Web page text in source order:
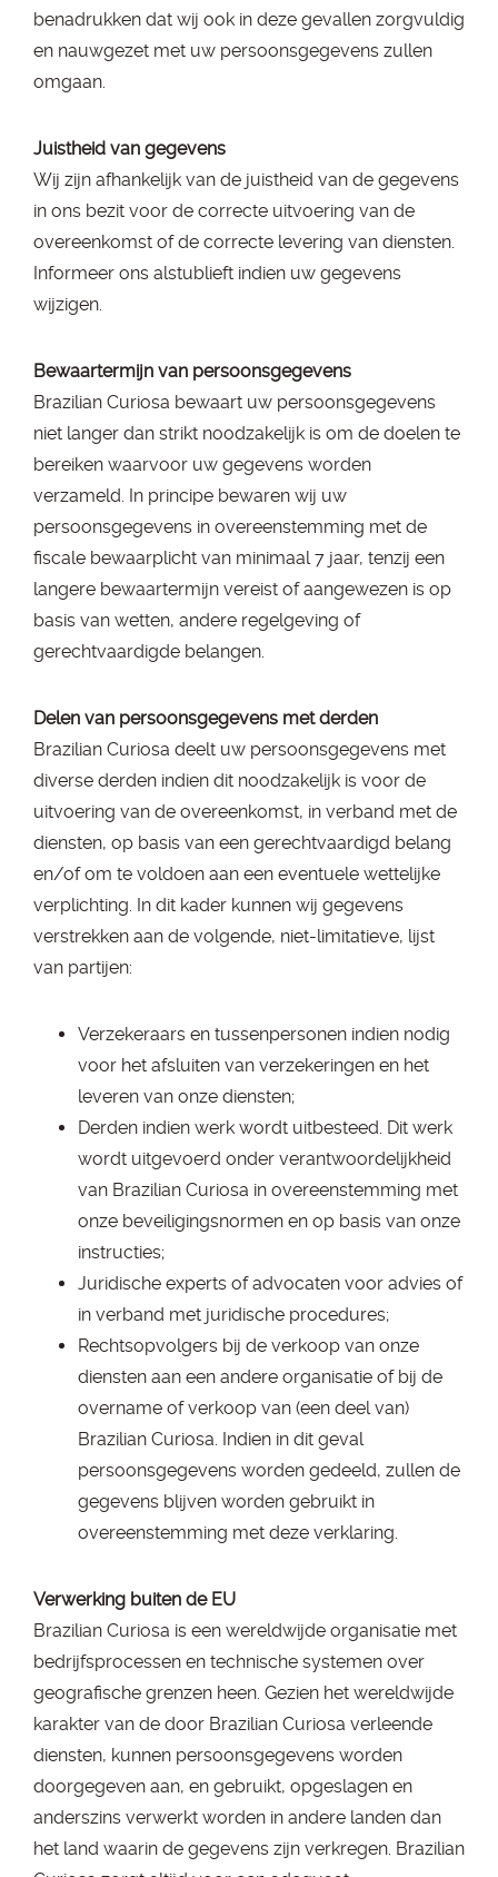
benadrukken dat wij ook in deze gevallen zorgvuldig
en nauwgezet met uw persoonsgegevens zullen
omgaan.
Juistheid van gegevens
Wij zijn afhankelijk van de juistheid van de gegevens
in ons bezit voor de correcte uitvoering van de
overeenkomst of de correcte levering van diensten.
Informeer ons alstublieft indien uw gegevens
wijzigen.
Bewaartermijn van persoonsgegevens
Brazilian Curiosa bewaart uw persoonsgegevens
niet langer dan strikt noodzakelijk is om de doelen te
bereiken waarvoor uw gegevens worden
verzameld. In principe bewaren wij uw
persoonsgegevens in overeenstemming met de
fiscale bewaarplicht van minimaal 7 jaar, tenzij een
langere bewaartermijn vereist of aangewezen is op
basis van wetten, andere regelgeving of
gerechtvaardigde belangen.
Delen van persoonsgegevens met derden
Brazilian Curiosa deelt uw persoonsgegevens met
diverse derden indien dit noodzakelijk is voor de
uitvoering van de overeenkomst, in verband met de
diensten, op basis van een gerechtvaardigd belang
en/of om te voldoen aan een eventuele wettelijke
verplichting. In dit kader kunnen wij gegevens
verstrekken aan de volgende, niet-limitatieve, lijst
van partijen:
Verzekeraars en tussenpersonen indien nodig
voor het afsluiten van verzekeringen en het
leveren van onze diensten;
Derden indien werk wordt uitbesteed. Dit werk
wordt uitgevoerd onder verantwoordelijkheid
van Brazilian Curiosa in overeenstemming met
onze beveiligingsnormen en op basis van onze
instructies;
Juridische experts of advocaten voor advies of
in verband met juridische procedures;
Rechtsopvolgers bij de verkoop van onze
diensten aan een andere organisatie of bij de
overname of verkoop van (een deel van)
Brazilian Curiosa. Indien in dit geval
persoonsgegevens worden gedeeld, zullen de
gegevens blijven worden gebruikt in
overeenstemming met deze verklaring.
Verwerking buiten de EU
Brazilian Curiosa is een wereldwijde organisatie met
bedrijfsprocessen en technische systemen over
geografische grenzen heen. Gezien het wereldwijde
karakter van de door Brazilian Curiosa verleende
diensten, kunnen persoonsgegevens worden
doorgegeven aan, en gebruikt, opgeslagen en
anderszins verwerkt worden in andere landen dan
het land waarin de gegevens zijn verkregen. Brazilian